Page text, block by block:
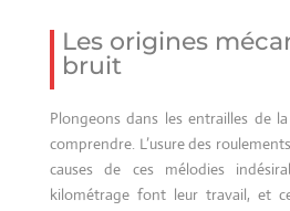
Les origines
bruit
Plongeons dans les entrailles de
comprendre. L’usure des
causes de ces mélodies
kilométrage font leur travail, et